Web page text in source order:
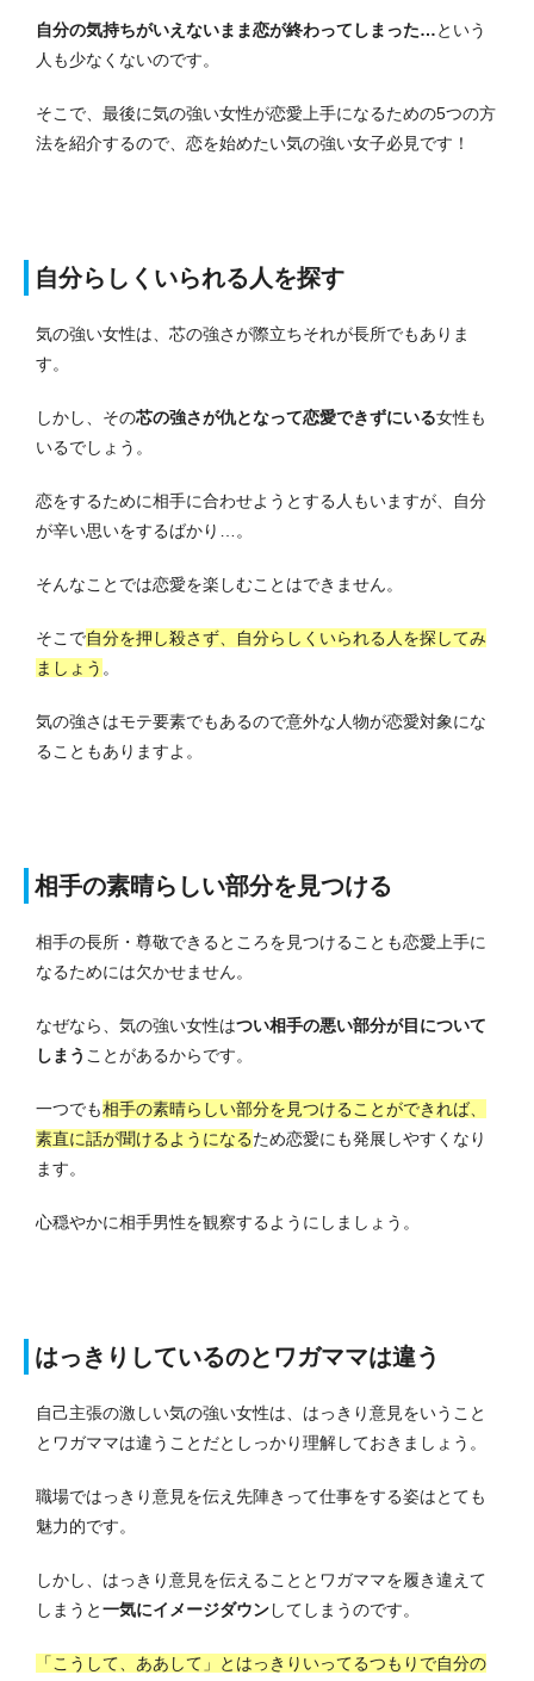
自分の気持ちがいえないまま恋が終わってしまった…という
人も少なくないのです。
そこで、最後に気の強い女性が恋愛上手になるための5つの方
法を紹介するので、恋を始めたい気の強い女子必見です！
自分らしくいられる人を探す
気の強い女性は、芯の強さが際立ちそれが長所でもありま
す。
しかし、その芯の強さが仇となって恋愛できずにいる女性も
いるでしょう。
恋をするために相手に合わせようとする人もいますが、自分
が辛い思いをするばかり…。
そんなことでは恋愛を楽しむことはできません。
そこで自分を押し殺さず、自分らしくいられる人を探してみ
ましょう 。
気の強さはモテ要素でもあるので意外な人物が恋愛対象にな
ることもありますよ。
相手の素晴らしい部分を見つける
相手の長所・尊敬できるところを見つけることも恋愛上手に
なるためには欠かせません。
なぜなら、気の強い女性はつい相手の悪い部分が目について
しまう ことがあるからです。
一つでも相手の素晴らしい部分を見つけることができれば、
素直に話が聞けるようになるため恋愛にも発展しやすくなり
ます。
心穏やかに相手男性を観察するようにしましょう。
はっきりしているのとワガママは違う
自己主張の激しい気の強い女性は、はっきり意見をいうこと
とワガママは違うことだとしっかり理解しておきましょう。
職場ではっきり意見を伝え先陣きって仕事をする姿はとても
魅力的です。
しかし、はっきり意見を伝えることとワガママを履き違えて
しまうと一気にイメージダウンしてしまうのです。
「こうして、ああして」とはっきりいってるつもりで自分の